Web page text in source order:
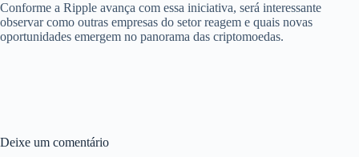
Conforme a Ripple avança com essa iniciativa, será interessante
observar como outras empresas do setor reagem e quais novas
oportunidades emergem no panorama das criptomoedas.
Deixe um comentário